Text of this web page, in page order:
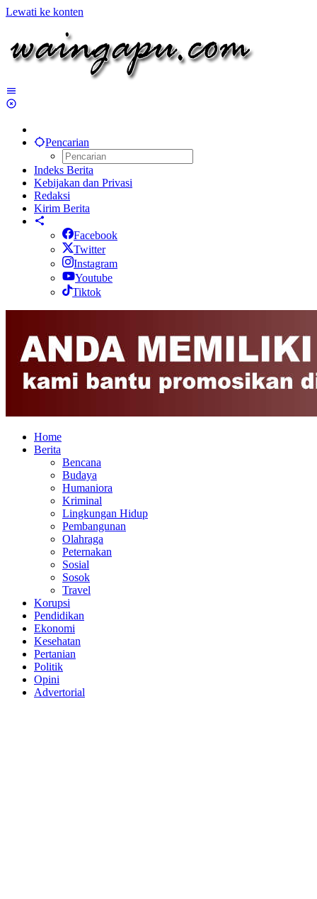
Lewati ke konten
Pencarian
Indeks Berita
Kebijakan dan Privasi
Redaksi
Kirim Berita
Facebook
Twitter
Instagram
Youtube
Tiktok
Home
Berita
Bencana
Budaya
Humaniora
Kriminal
Lingkungan Hidup
Pembangunan
Olahraga
Peternakan
Sosial
Sosok
Travel
Korupsi
Pendidikan
Ekonomi
Kesehatan
Pertanian
Politik
Opini
Advertorial